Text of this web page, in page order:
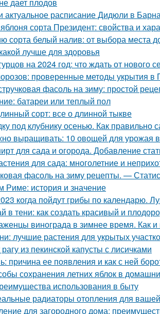
актуальное расписание Дидюли в
сорта Президент: свойства и
сорта белый налив: от выбора места
лучше для здоровья
на 2024 год: что ждать от нового
проверенные методы укрытия в
фасоль на зиму: простой
батареи или теплый пол
сорт: все о длинной тыкве
под клубнику осенью. Как правильно
выращивать: 10 овощей для урожая
для сада и огорода. Добавление
для сада: многолетние и
фасоль на зиму рецепты. —
Риме: история и значение
когда пойдут грибы по календарю.
в тени: как создать красивый и
винограда в зимнее время. Как
лучшие растения для укрытых
из пекинской капусты с лисичками
причина ее появления и как с ней
сохранения летних яблок в
использования в быту
радиаторы отопления для
для загородного дома: